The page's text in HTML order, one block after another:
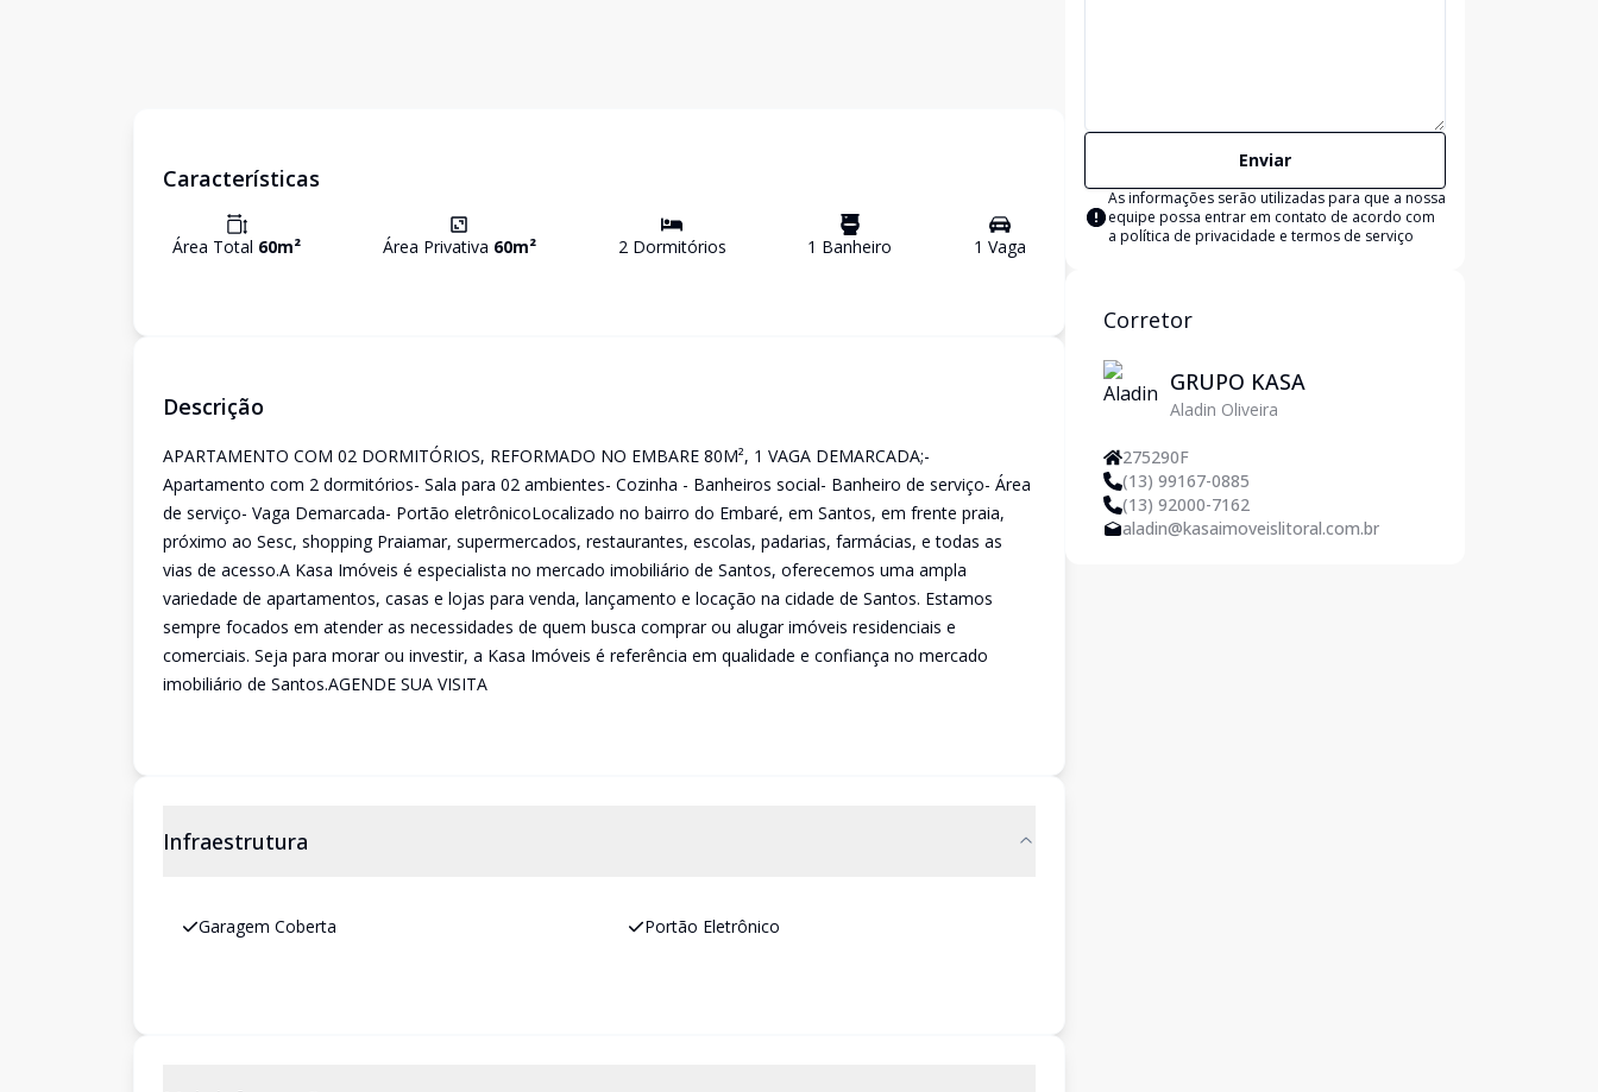
Características
Área Total 60m² Área Privativa 60m² 2Dormitórios 1 Banheiro 1 Vaga
Descrição
APARTAMENTO COM 02 DORMITÓRIOS, REFORMADO NO EMBARE 80M², 1 VAGA DEMARCADA;-
Apartamento com 2 dormitórios- Sala para 02 ambientes- Cozinha - Banheiros social- Banheiro de serviço- Área
de serviço- Vaga Demarcada- Portão eletrônicoLocalizado no bairro do Embaré, em Santos, em frente praia,
próximo ao Sesc, shopping Praiamar, supermercados, restaurantes, escolas, padarias, farmácias, e todas as
vias de acesso.A Kasa Imóveis é especialista no mercado imobiliário de Santos, oferecemos uma ampla
variedade de apartamentos, casas e lojas para venda, lançamento e locação na cidade de Santos. Estamos
sempre focados em atender as necessidades de quem busca comprar ou alugar imóveis residenciais e
comerciais. Seja para morar ou investir, a Kasa Imóveis é referência em qualidade e confiança no mercado
imobiliário de Santos.AGENDE SUA VISITA
Infraestrutura
Garagem Coberta Portão Eletrônico
Enviar
As informações serão utilizadas para que a nossa
equipe possa entrar em contato de acordo com
a política de privacidade e termos de serviço
Corretor
GRUPO KASA
Aladin Oliveira
275290F
(13) 99167-0885
(13) 92000-7162
aladin@kasaimoveislitoral.com.br